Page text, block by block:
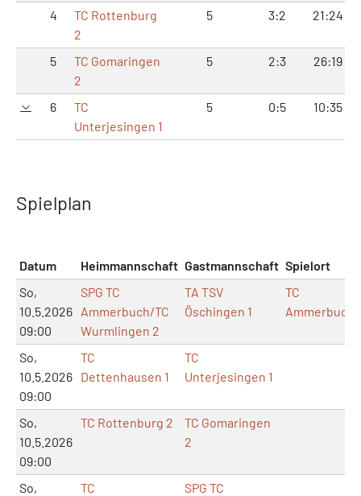
4
TC Rottenburg
2
5 3:2 21:24
5
TC Gomaringen
2
5 2:3 26:19
6
TC
Unterjesingen 1
5 0:5 10:35
Spielplan
Datum Heimmannschaft Gastmannschaft Spielort
So,
10.5.2026
09:00
SPG TC
Ammerbuch/TC
Wurmlingen 2
TA TSV
Öschingen 1
TC
Ammerbuch
So,
10.5.2026
09:00
TC
Dettenhausen 1
TC
Unterjesingen 1
So,
10.5.2026
09:00
TC Rottenburg 2
TC Gomaringen
2
So,
TC
SPG TC